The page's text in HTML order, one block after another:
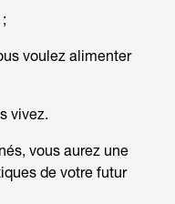
voulez alimenter
vivez.
vous aurez une
de votre futur